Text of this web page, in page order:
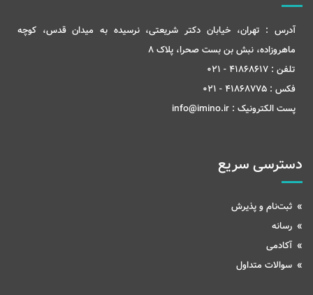
آدرس : تهران، خیابان دکتر شریعتی، نرسیده به میدان قدس، کوچه
ماهروزاده، نبش بن بست صحرا، پلاک 8
تلفن : 41868617 - 021
فکس : 41868775 - 021
پست الکترونیک : info@imino.ir
دسترسی سریع
ثبت‌نام و پذیرش
رسانه
آکادمی
سوالات متداول